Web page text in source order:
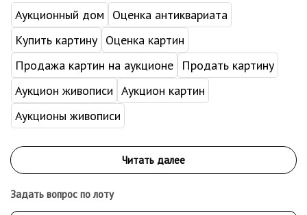
Аукционный дом
Оценка антиквариата
Купить картину Оценка картин
Продажа картин на аукционе
Продать картину
Аукцион живописи Аукцион картин
Аукционы живописи
Задать вопрос по лоту